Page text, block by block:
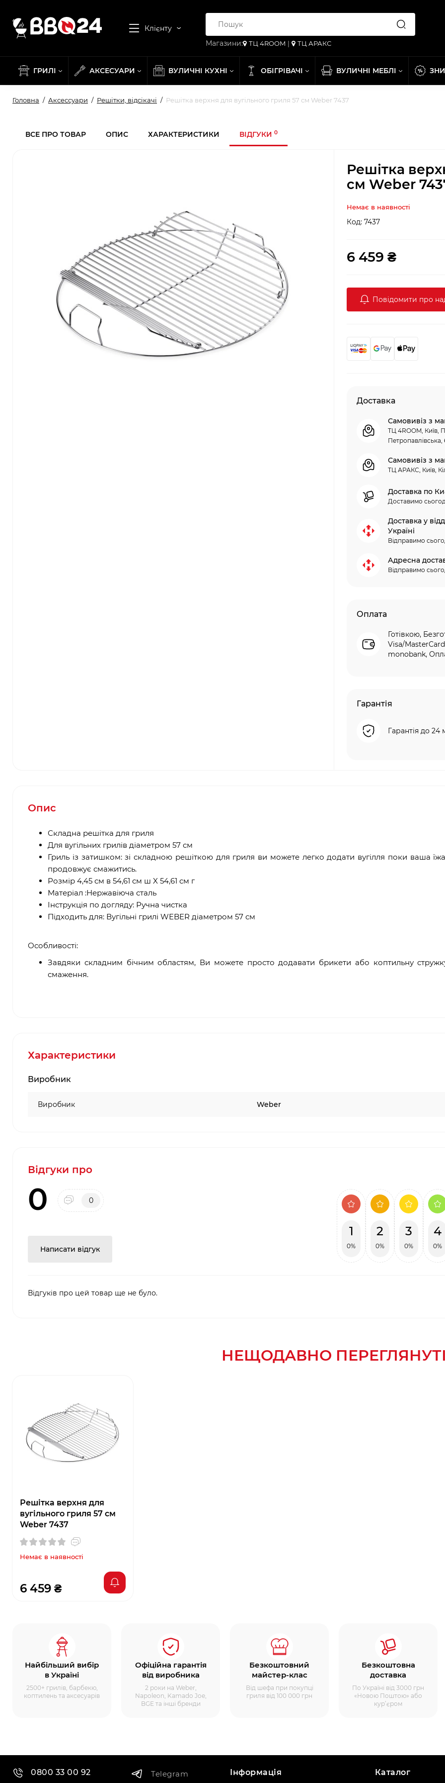
Клієнту
Магазини:
ТЦ 4ROOM | ТЦ АРАКС
ГРИЛІ АКСЕСУАРИ ВУЛИЧНІ КУХНІ ОБІГРІВАЧІ ВУЛИЧНІ МЕБЛІ
Головна Аксессуари Решітки, відсікачі Решітка верхня для вугільного гриля 57 см Weber 7437
ВСЕ ПРО ТОВАР ОПИС ХАРАКТЕРИСТИКИ ВІДГУКИ 0
Решітка
см Weber
Немає в наявності
Код: 7437
6 459 ₴
Повідомити про
Доставка
Самовивіз з
ТЦ 4ROOM, Київ,
Петропавлівська,
Самовивіз з
ТЦ АРАКС, Київ,
Доставка по
Доставимо
Доставка у
Україні
Відправимо
Адресна
Відправимо
Оплата
Готівкою,
Visa/
monobank,
Гарантія
Гарантія до 24
Опис
Складна решітка для гриля
Для вугільних грилів діаметром 57 см
Гриль із затишком: зі складною решіткою для гриля ви можете легко додати вугілля поки ваша
продовжує смажитись.
Розмір 4,45 см в 54,61 см ш X 54,61 см г
Матеріал :Нержавіюча сталь
Інструкція по догляду: Ручна чистка
Підходить для: Вугільні грилі WEBER діаметром 57 см
Особливості:
Завдяки складним бічним областям, Ви можете просто додавати брикети або коптильну
смаження.
Характеристики
Виробник
Виробник Weber
Відгуки про
0 0
Написати відгук
1
0%
2
0%
3
0%
4
0%
Відгуків про цей товар ще не було.
НЕЩОДАВНО
Решітка верхня для
вугільного гриля 57 см
Weber 7437
Немає в наявності
6 459 ₴
Найбільший вибір
в Україні
2500+ грилів, барбекю,
коптилень та аксесуарів
Офіційна гарантія
від виробника
2 роки на Weber,
Napoleon, Kamado Joe,
BGE та інші бренди
Безкоштовний
майстер-клас
Від шефа при покупці
гриля від 100 000 грн
Безкоштовна
доставка
По Україні від 3000 грн
«Новою Поштою» або
кур’єром
0800 33 00 92
Telegram Інформація Каталог